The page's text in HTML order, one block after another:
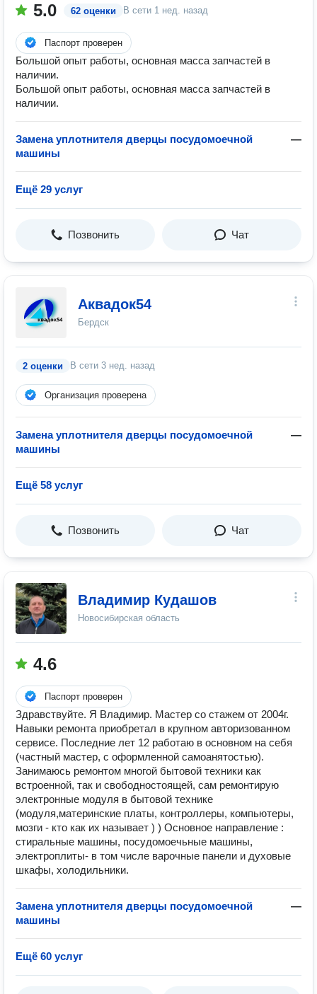
5.0 62 оценки В сети 1 нед. назад
Паспорт проверен
Большой опыт работы, основная масса запчастей в
наличии.
Большой опыт работы, основная масса запчастей в
наличии.
Замена уплотнителя дверцы посудомоечной
машины
—
Ещё 29 услуг
Позвонить Чат
Аквадок54
Бердск
2 оценки В сети 3 нед. назад
Организация проверена
Замена уплотнителя дверцы посудомоечной
машины
—
Ещё 58 услуг
Позвонить Чат
Владимир Кудашов
Новосибирская область
4.6
Паспорт проверен
Здравствуйте. Я Владимир. Мастер со стажем от 2004г.
Навыки ремонта приобретал в крупном авторизованном
сервисе. Последние лет 12 работаю в основном на себя
(частный мастер, с оформленной самоанятостью).
Занимаюсь ремонтом многой бытовой техники как
встроенной, так и свободностоящей, сам ремонтирую
электронные модуля в бытовой технике
(модуля,материнские платы, контроллеры, компьютеры,
мозги - кто как их называет ) ) Основное направление :
стиральные машины, посудомоечьные машины,
электроплиты- в том числе варочные панели и духовые
шкафы, холодильники.
Замена уплотнителя дверцы посудомоечной
машины
—
Ещё 60 услуг